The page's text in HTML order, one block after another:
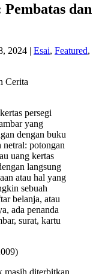
dan
2024 | Esai, Featured,
persegi
yang
dengan buku
potongan
uang kertas
langsung
atau hal yang
sebuah
belanja, atau
ada penanda
surat, kartu
diterbitkan